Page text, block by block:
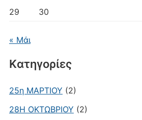
29
30
« Μάι
Kατηγορίες
25η ΜΑΡΤΙΟΥ (2)
28Η ΟΚΤΩΒΡΙΟΥ (2)